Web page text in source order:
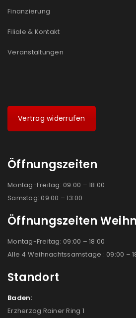
Finanzierung
Filiale & Kontakt
Veranstaltungen
Vertrag widerrufen
Öffnungszeiten
Montag-Freitag: 09:00 – 18:00
Samstag: 09:00 – 13:00
Öffnungszeiten
Montag-Freitag: 09:00 – 18:00
Alle 4 Weihnachtssamstage : 09:00 –
Standort
Baden:
Erzherzog Rainer Ring 1